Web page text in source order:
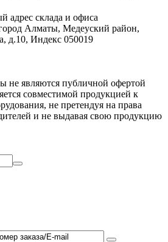
адрес склада и офиса
Алматы, Медеуский район,
д.10, Индекс 050019
не являются публичной офертой
совместимой продукцией к
не претендуя на права
и не выдавая свою продукцию